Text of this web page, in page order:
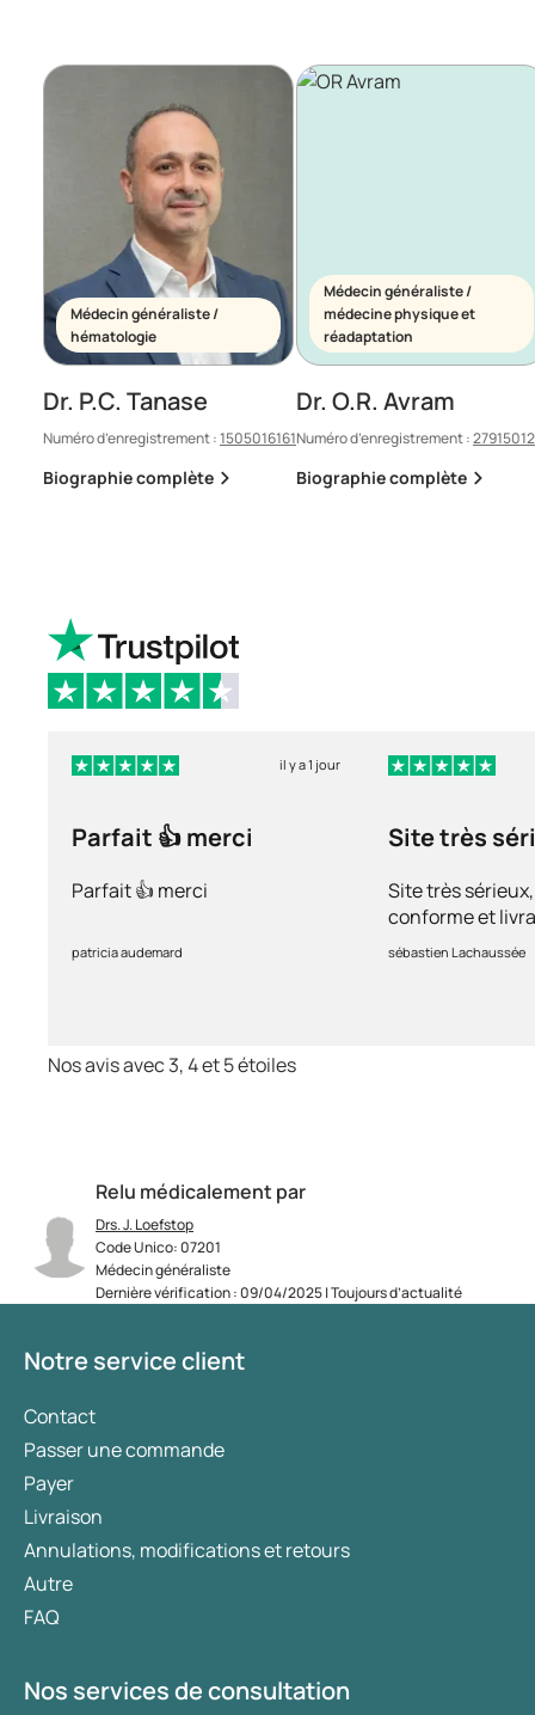
Relu médicalement par
Drs. J. Loefstop
Code Unico: 07201
Médecin généraliste
Dernière vérification : 09/04/2025 | Toujours d’actualité
Médecin généraliste /
hématologie
Dr. P.C. Tanase
Numéro d’enregistrement :1505016161
Biographie complète
Médecin généraliste /
médecine physique et
réadaptation
Dr. O.R. Avram
Numéro d’enregistrement :
Biographie complète
il y a 1 jour
Parfait 👍 merci
Parfait 👍 merci
patricia audemard
Site très
Site très
conforme et
recommande
sébastien Lachaussée
Nos avis avec 3, 4 et 5 étoiles
Notre service client
Contact
Passer une commande
Payer
Livraison
Annulations, modifications et retours
Autre
FAQ
Nos services de consultation